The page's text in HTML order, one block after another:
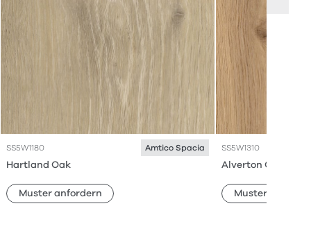
SS5W1180 Amtico Spacia
Hartland Oak
Muster anfordern
SS5W1310
Alverton Oak
Muster